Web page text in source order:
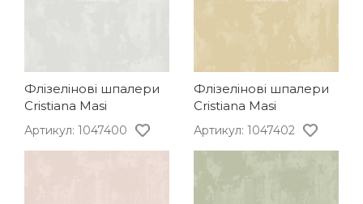
Флізелінові шпалери
Cristiana Masi
Артикул: 1047400
Флізелінові шпалери
Cristiana Masi
Артикул: 1047402